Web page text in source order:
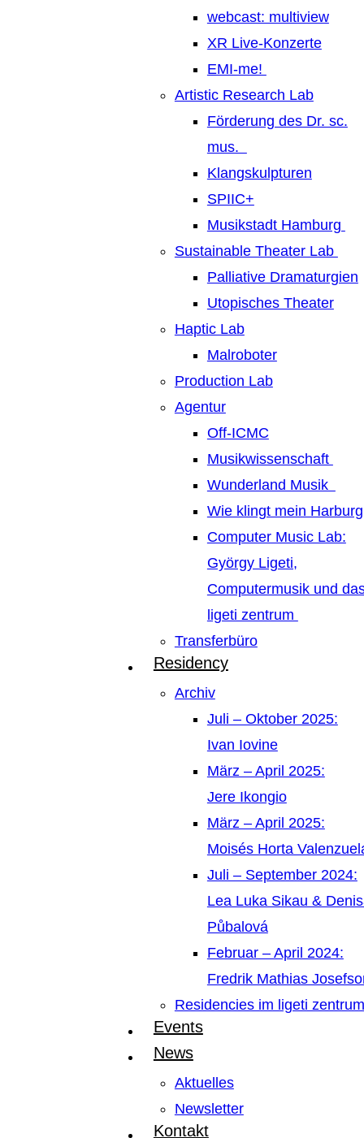
webcast: multiview
XR Live-Konzerte
EMI-me!
Artistic Research Lab
Förderung des Dr. sc.
mus.
Klangskulpturen
SPIIC+
Musikstadt Hamburg
Sustainable Theater Lab
Palliative Dramaturgien
Utopisches Theater
Haptic Lab
Malroboter
Production Lab
Agentur
Off-ICMC
Musikwissenschaft
Wunderland Musik
Wie klingt mein Harburg
Computer Music Lab:
György Ligeti,
Computermusik und
ligeti zentrum
Transferbüro
Residency
Archiv
Juli – Oktober 2025:
Ivan Iovine
März – April 2025:
Jere Ikongio
März – April 2025:
Moisés Horta
Juli – September 2024:
Lea Luka Sikau &
Půbalová
Februar – April 2024:
Fredrik Mathias
Residencies im ligeti zentrum
Events
News
Aktuelles
Newsletter
Kontakt